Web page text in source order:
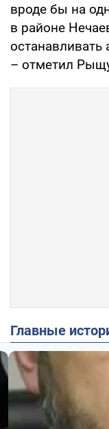
вроде бы на
в районе
останавливать
– отметил
Главные